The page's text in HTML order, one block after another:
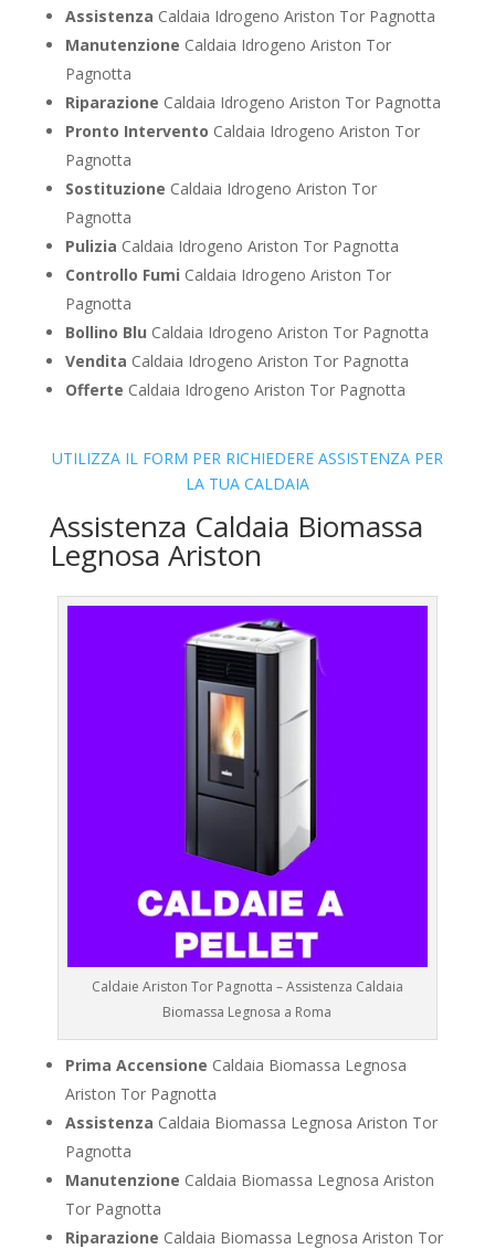
Assistenza Caldaia Idrogeno Ariston Tor Pagnotta
Manutenzione Caldaia Idrogeno Ariston Tor
Pagnotta
Riparazione Caldaia Idrogeno Ariston Tor Pagnotta
Pronto Intervento Caldaia Idrogeno Ariston Tor
Pagnotta
Sostituzione Caldaia Idrogeno Ariston Tor
Pagnotta
Pulizia Caldaia Idrogeno Ariston Tor Pagnotta
Controllo Fumi Caldaia Idrogeno Ariston Tor
Pagnotta
Bollino Blu Caldaia Idrogeno Ariston Tor Pagnotta
Vendita Caldaia Idrogeno Ariston Tor Pagnotta
Offerte Caldaia Idrogeno Ariston Tor Pagnotta
UTILIZZA IL FORM PER RICHIEDERE ASSISTENZA PER
LA TUA CALDAIA
Assistenza Caldaia Biomassa
Legnosa Ariston
Caldaie Ariston Tor Pagnotta – Assistenza Caldaia
Biomassa Legnosa a Roma
Prima Accensione Caldaia Biomassa Legnosa
Ariston Tor Pagnotta
Assistenza Caldaia Biomassa Legnosa Ariston Tor
Pagnotta
Manutenzione Caldaia Biomassa Legnosa Ariston
Tor Pagnotta
Riparazione Caldaia Biomassa Legnosa Ariston Tor